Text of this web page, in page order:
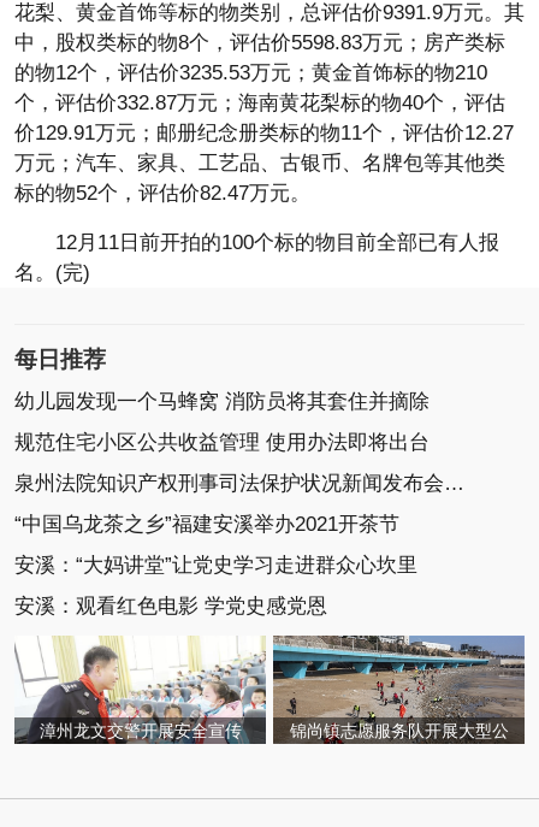
花梨、黄金首饰等标的物类别，总评估价9391.9万元。其
中，股权类标的物8个，评估价5598.83万元；房产类标
的物12个，评估价3235.53万元；黄金首饰标的物210
个，评估价332.87万元；海南黄花梨标的物40个，评估
价129.91万元；邮册纪念册类标的物11个，评估价12.27
万元；汽车、家具、工艺品、古银币、名牌包等其他类
标的物52个，评估价82.47万元。
12月11日前开拍的100个标的物目前全部已有人报
名。(完)
每日推荐
幼儿园发现一个马蜂窝 消防员将其套住并摘除
规范住宅小区公共收益管理 使用办法即将出台
泉州法院知识产权刑事司法保护状况新闻发布会召开
“中国乌龙茶之乡”福建安溪举办2021开茶节
安溪：“大妈讲堂”让党史学习走进群众心坎里
安溪：观看红色电影 学党史感党恩
漳州龙文交警开展安全宣传 锦尚镇志愿服务队开展大型公